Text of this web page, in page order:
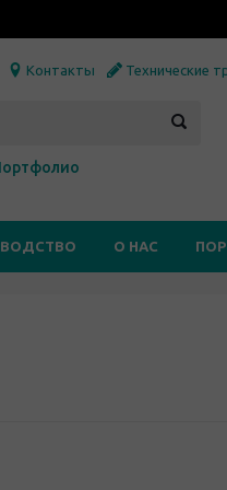
Контакты Технические
О НАС